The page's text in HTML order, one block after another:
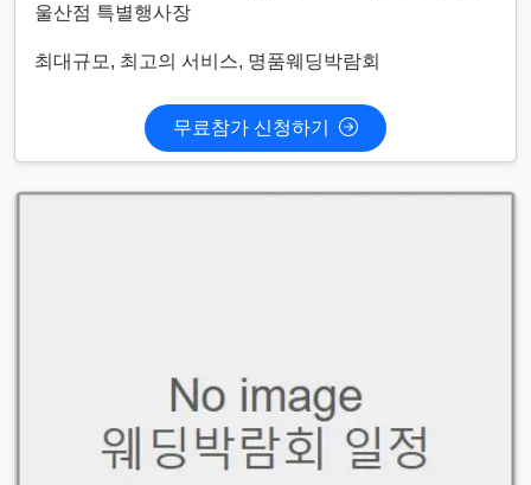
울산점 특별행사장
최대규모, 최고의 서비스, 명품웨딩박람회
무료참가 신청하기